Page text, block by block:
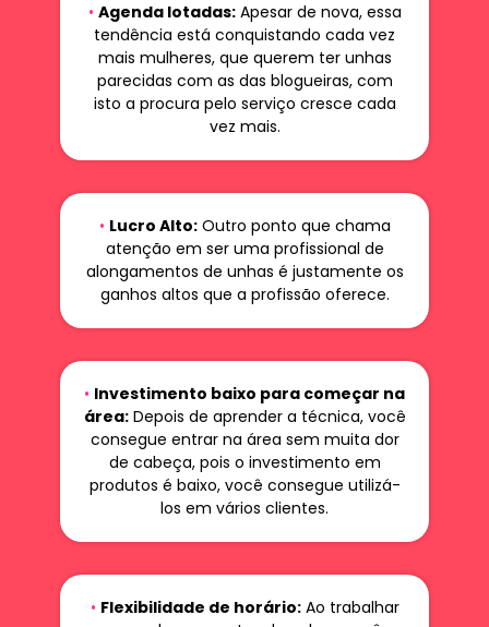
• Agenda lotadas:Apesar de nova, essa
tendência está conquistando cada vez
mais mulheres, que querem ter unhas
parecidas com as das blogueiras, com
isto a procura pelo serviço cresce cada
vez mais.
• Lucro Alto:Outro ponto que chama
atenção em ser uma profissional de
alongamentos de unhas é justamente os
ganhos altos que a profissão oferece.
• Investimento baixo para começar na
área:Depois de aprender a técnica, você
consegue entrar na área sem muita dor
de cabeça, pois o investimento em
produtos é baixo, você consegue utilizá-
los em vários clientes.
• Flexibilidade de horário:Ao trabalhar